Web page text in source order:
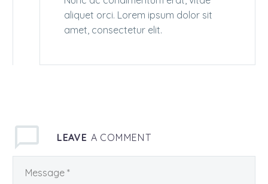
aliquet orci. Lorem ipsum dolor sit
amet, consectetur elit.
LEAVE A COMMENT